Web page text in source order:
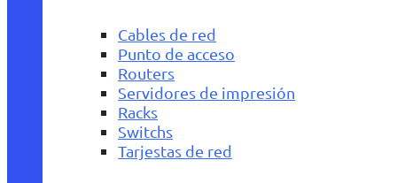
Cables de red
Punto de acceso
Routers
Servidores de impresión
Racks
Switchs
Tarjestas de red